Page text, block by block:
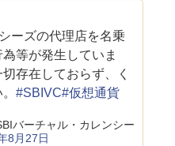
ーズの代理店を名乗
等が発生していま
存在しておらず、く
。#SBIVC#仮想通貨
バーチャル・カレンシー
8月27日